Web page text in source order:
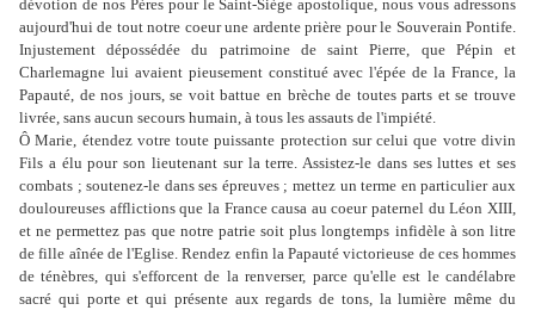
dévotion de nos Pères pour le Saint-Siège apostolique, nous vous adressons
aujourd'hui de tout notre coeur une ardente prière pour le Souverain Pontife.
Injustement dépossédée du patrimoine de saint Pierre, que Pépin et
Charlemagne lui avaient pieusement constitué avec l'épée de la France, la
Papauté, de nos jours, se voit battue en brèche de toutes parts et se trouve
livrée, sans aucun secours humain, à tous les assauts de l'impiété.
Ô Marie, étendez votre toute puissante protection sur celui que votre divin
Fils a élu pour son lieutenant sur la terre. Assistez-le dans ses luttes et ses
combats ; soutenez-le dans ses épreuves ; mettez un terme en particulier aux
douloureuses afflictions que la France causa au coeur paternel du Léon XIII,
et ne permettez pas que notre patrie soit plus longtemps infidèle à son litre
de fille aînée de l'Eglise. Rendez enfin la Papauté victorieuse de ces hommes
de ténèbres, qui s'efforcent de la renverser, parce qu'elle est le candélabre
sacré qui porte et qui présente aux regards de tons, la lumière même du